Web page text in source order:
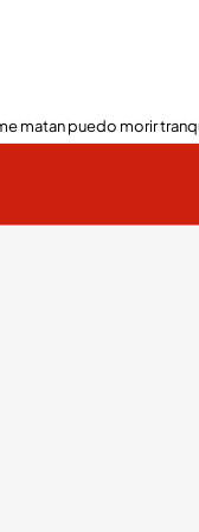
matan puedo morir